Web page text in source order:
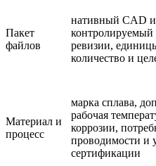
Пакет
файлов
нативный CAD
контролируемый
ревизии,
количество и
Материал и
процесс
марка сплава,
рабочая
коррозии,
проводимости и
сертификации